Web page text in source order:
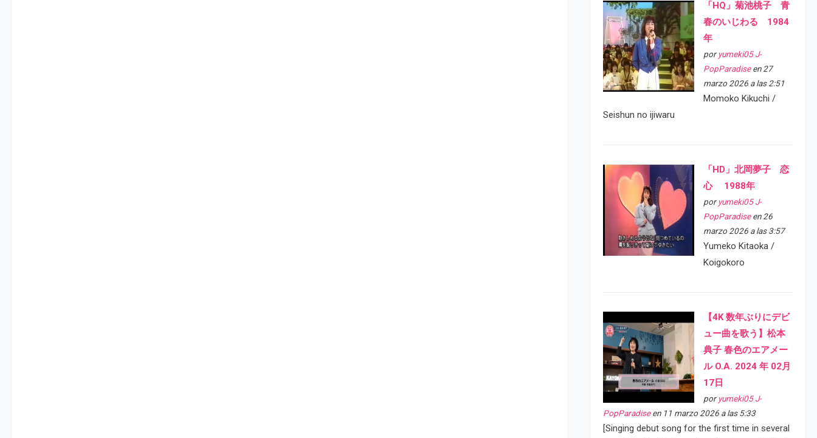
「HQ」菊池桃子 青
春のいじわる 1984
年
por yumeki05 J-
PopParadiseen 27
marzo 2026 a las 2:51
Momoko Kikuchi /
Seishun no ijiwaru
「HD」北岡夢子 恋
心 1988年
por yumeki05 J-
PopParadiseen 26
marzo 2026 a las 3:57
Yumeko Kitaoka /
Koigokoro
【4K 数年ぶりにデビ
ュー曲を歌う】松本
典子 春色のエアメー
ル O.A. 2024 年 02月
17日
por yumeki05 J-
PopParadiseen 11 marzo 2026 a las 5:33
[Singing debut song for the first time in several